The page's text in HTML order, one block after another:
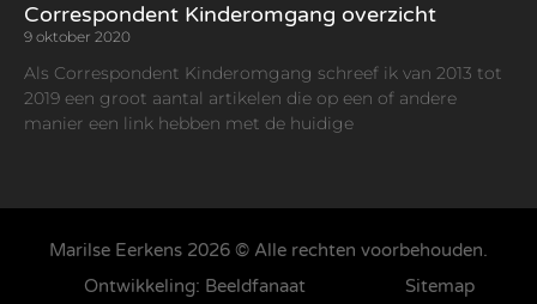
Correspondent Kinderomgang overzicht
9 oktober 2020
Als Correspondent Kinderomgang schreef ik van 2013 tot
2019 een groot aantal artikelen die op een of andere
manier een link hebben met de huidige
Marilse Eerkens 2026 © Alle rechten voorbehouden.
Ontwikkeling: Beeldfanaat
Sitemap